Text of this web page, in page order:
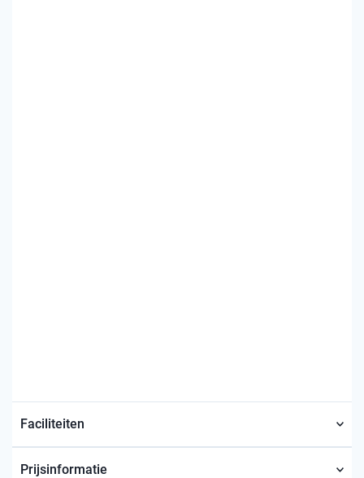
Faciliteiten
Prijsinformatie